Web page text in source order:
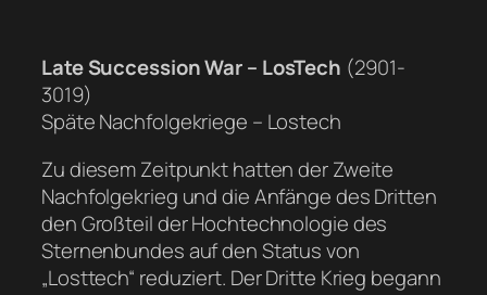
Late Succession War – LosTech (2901-
3019)
Späte Nachfolgekriege – Lostech
Zu diesem Zeitpunkt hatten der Zweite
Nachfolgekrieg und die Anfänge des Dritten
den Großteil der Hochtechnologie des
Sternenbundes auf den Status von
„Losttech“ reduziert. Der Dritte Krieg begann